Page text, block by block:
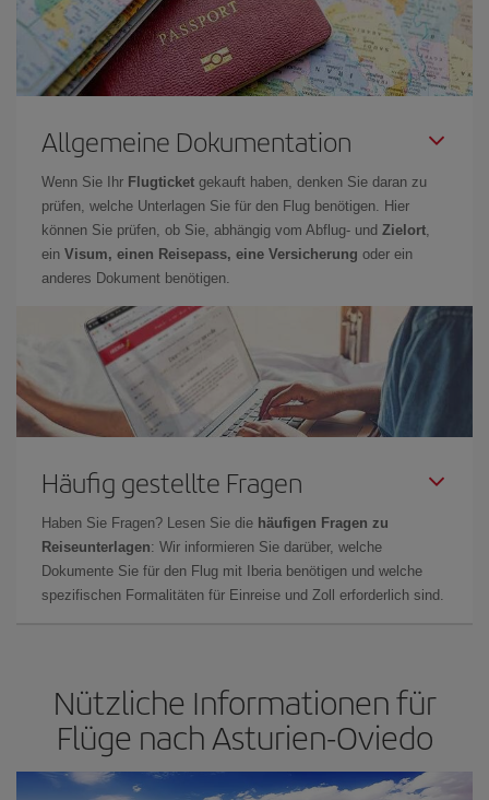
Allgemeine Dokumentation
Wenn Sie Ihr Flugticket gekauft haben, denken Sie daran zu
prüfen, welche Unterlagen Sie für den Flug benötigen. Hier
können Sie prüfen, ob Sie, abhängig vom Abflug- und Zielort,
ein Visum, einen Reisepass, eine Versicherung oder ein
anderes Dokument benötigen.
Häufig gestellte Fragen
Haben Sie Fragen? Lesen Sie die häufigen Fragen zu
Reiseunterlagen: Wir informieren Sie darüber, welche
Dokumente Sie für den Flug mit Iberia benötigen und welche
spezifischen Formalitäten für Einreise und Zoll erforderlich sind.
Nützliche Informationen für
Flüge nach Asturien-Oviedo